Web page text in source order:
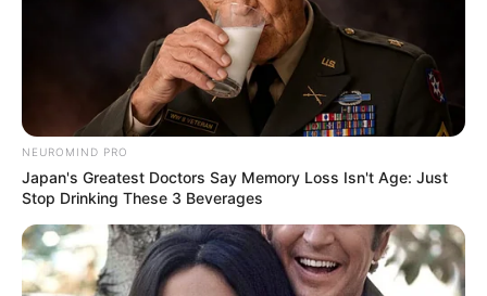
NEUROMIND PRO
Japan's Greatest Doctors Say Memory Loss Isn't Age: Just
Stop Drinking These 3 Beverages